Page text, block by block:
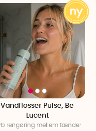
Vandflosser Pulse, Be
Lucent
rengøring mellem tænder